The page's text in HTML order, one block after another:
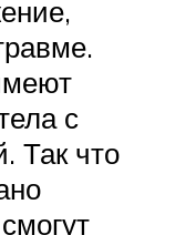
с
Так что